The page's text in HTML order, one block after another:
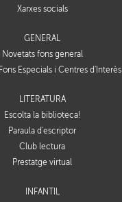
Xarxes socials
GENERAL
Novetats fons general
Especials i Centres d'Interès
LITERATURA
Escolta la biblioteca!
Paraula d'escriptor
Club lectura
Prestatge virtual
INFANTIL